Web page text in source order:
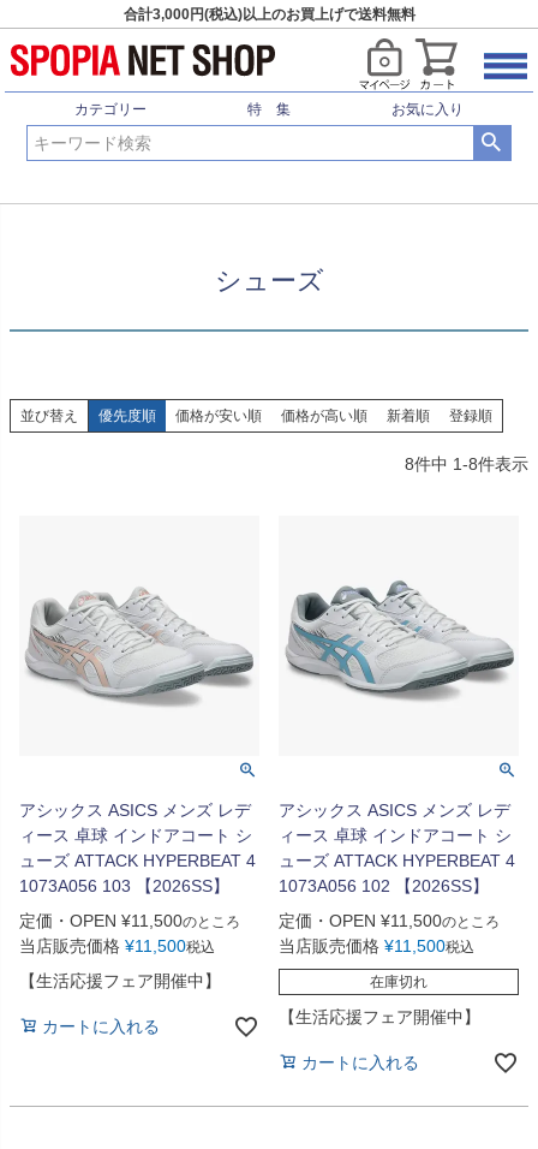
合計3,000円(税込)以上のお買上げで送料無料
カテゴリー 特 集 お気に入り
HOME 卓球用品 シューズ
シューズ
並び替え 優先度順 価格が安い順 価格が高い順 新着順 登録順
8件中 1-8件表示
アシックス ASICS メンズ レデ
ィース 卓球 インドアコート シ
ューズ ATTACK HYPERBEAT 4
1073A056 103 【2026SS】
定価・OPEN ¥11,500のところ
当店販売価格 ¥11,500税込
【生活応援フェア開催中】
カートに入れる
アシックス ASICS メンズ レデ
ィース 卓球 インドアコート シ
ューズ ATTACK HYPERBEAT 4
1073A056 102 【2026SS】
定価・OPEN ¥11,500のところ
当店販売価格 ¥11,500税込
在庫切れ
【生活応援フェア開催中】
カートに入れる